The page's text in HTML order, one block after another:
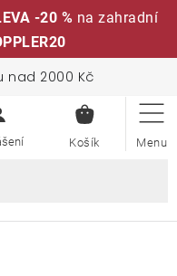
-20 % na zahradní
nad 2000 Kč
KOŠÍK